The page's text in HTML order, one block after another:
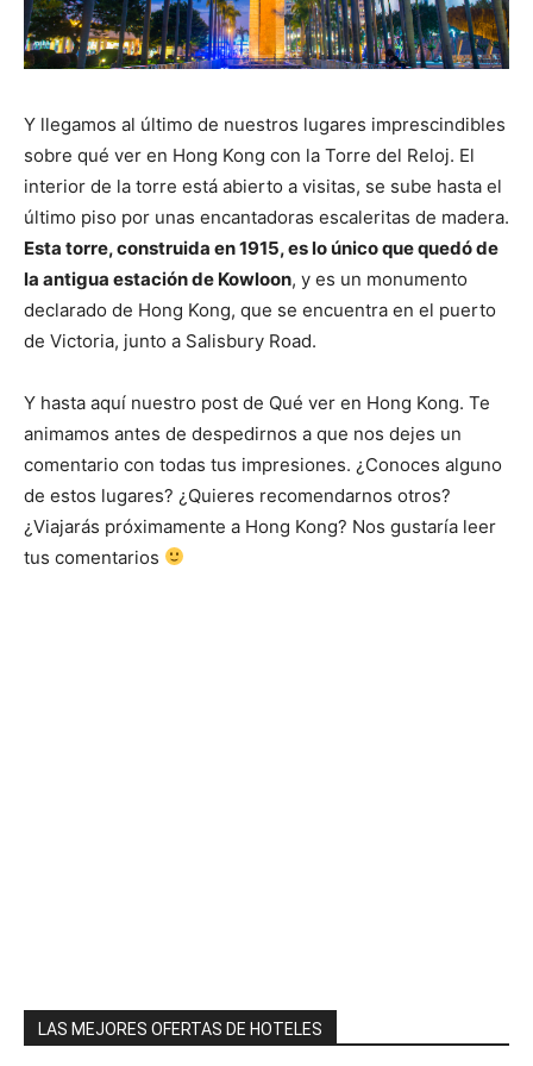
Y llegamos al último de nuestros lugares imprescindibles
sobre qué ver en Hong Kong con la Torre del Reloj. El
interior de la torre está abierto a visitas, se sube hasta el
último piso por unas encantadoras escaleritas de madera.
Esta torre, construida en 1915, es lo único que quedó de
la antigua estación de Kowloon, y es un monumento
declarado de Hong Kong, que se encuentra en el puerto
de Victoria, junto a Salisbury Road.
Y hasta aquí nuestro post de Qué ver en Hong Kong. Te
animamos antes de despedirnos a que nos dejes un
comentario con todas tus impresiones. ¿Conoces alguno
de estos lugares? ¿Quieres recomendarnos otros?
¿Viajarás próximamente a Hong Kong? Nos gustaría leer
tus comentarios
LAS MEJORES OFERTAS DE HOTELES